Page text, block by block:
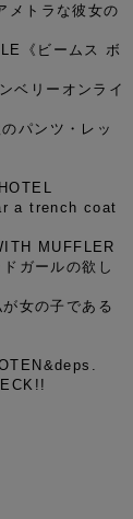
トラな彼女の
《ビームス ボ
ベリーオンライ
パンツ・レッ
a trench coat
MUFFLER
ガールの欲し
女の子である